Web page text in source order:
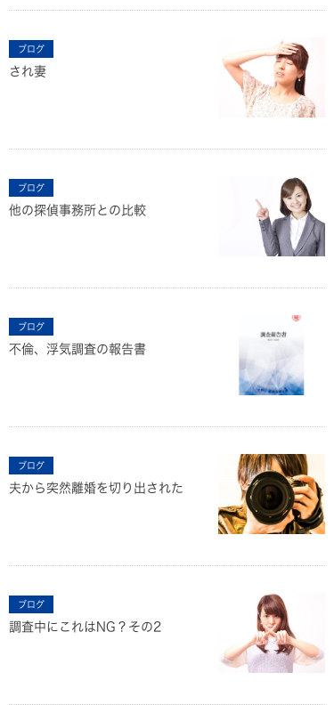
ブログ
され妻
ブログ
他の探偵事務所との比較
ブログ
不倫、浮気調査の報告書
ブログ
夫から突然離婚を切り出された
ブログ
調査中にこれはNG？その2